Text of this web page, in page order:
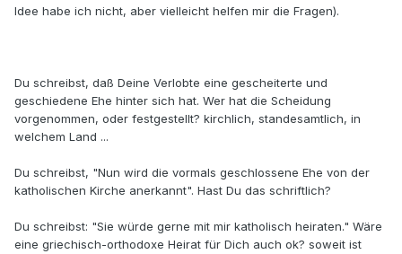
Idee habe ich nicht, aber vielleicht helfen mir die Fragen).
Du schreibst, daß Deine Verlobte eine gescheiterte und
geschiedene Ehe hinter sich hat. Wer hat die Scheidung
vorgenommen, oder festgestellt? kirchlich, standesamtlich, in
welchem Land ...
Du schreibst, "Nun wird die vormals geschlossene Ehe von der
katholischen Kirche anerkannt". Hast Du das schriftlich?
Du schreibst: "Sie würde gerne mit mir katholisch heiraten." Wäre
eine griechisch-orthodoxe Heirat für Dich auch ok? soweit ist